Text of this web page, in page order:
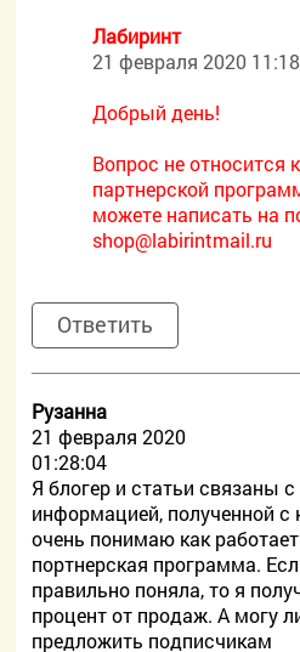
Лабиринт
21 февраля 2020
Добрый день!
Вопрос не относится к
партнерской
можете написать на
shop@labirintmail.ru
Ответить
Рузанна
21 февраля 2020
01:28:04
Я блогер и статьи связаны с
информацией, полученной с
очень понимаю как работает
портнерская программа.
правильно поняла, то я
процент от продаж. А могу
предложить подписчикам